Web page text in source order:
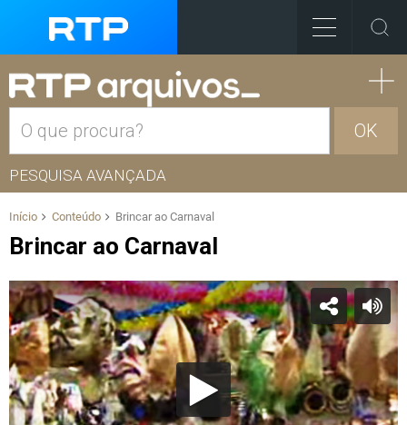
OK
PESQUISA AVANÇADA
Início Conteúdo Brincar ao Carnaval
Brincar ao Carnaval